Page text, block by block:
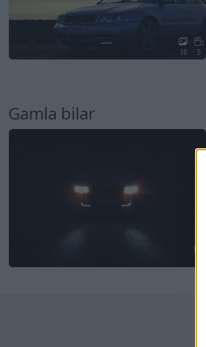
16 5
Gamla bilar